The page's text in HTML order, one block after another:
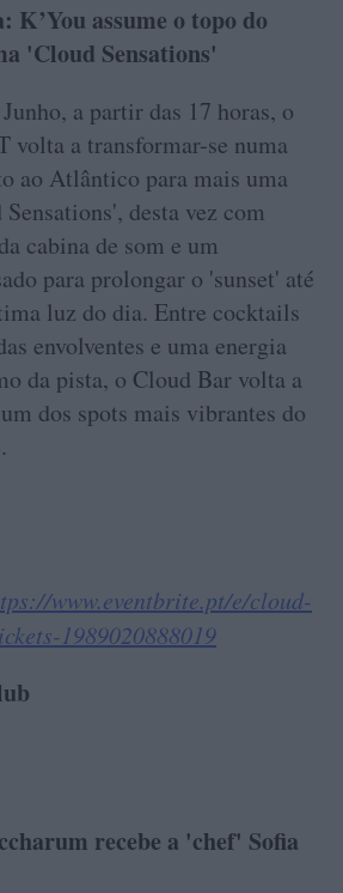
K’You assume o topo do
'Cloud Sensations'
a partir das 17 horas, o
volta a transformar-se numa
ao Atlântico para mais uma
desta vez com
cabina de som e um
para prolongar o 'sunset' até
luz do dia. Entre cocktails
envolventes e uma energia
da pista, o Cloud Bar volta a
dos spots mais vibrantes do
www.eventbrite.pt/e/cloud-
1989020888019
recebe a 'chef' Sofia